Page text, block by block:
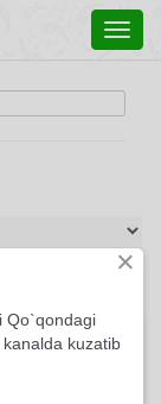
qasdida?
×
Qo`qondagi
kuzatib